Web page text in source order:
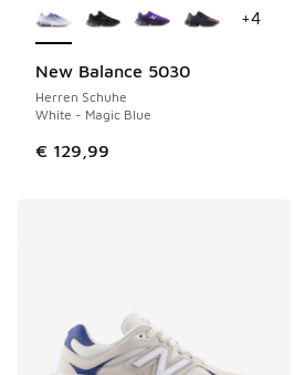
New Balance 5030
Herren Schuhe
White - Magic Blue
€ 129,99
+4